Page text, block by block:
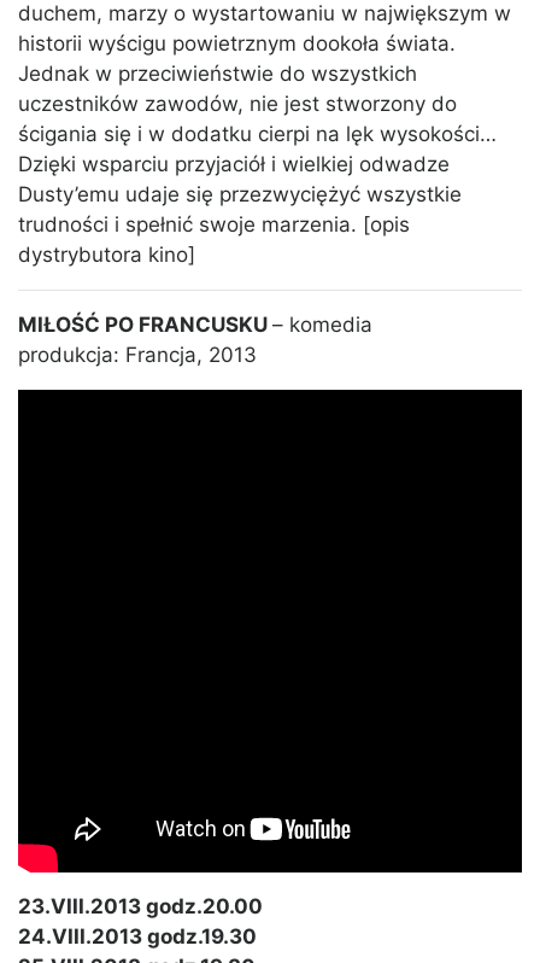
duchem, marzy o wystartowaniu w największym w
historii wyścigu powietrznym dookoła świata.
Jednak w przeciwieństwie do wszystkich
uczestników zawodów, nie jest stworzony do
ścigania się i w dodatku cierpi na lęk wysokości…
Dzięki wsparciu przyjaciół i wielkiej odwadze
Dusty’emu udaje się przezwyciężyć wszystkie
trudności i spełnić swoje marzenia. [opis
dystrybutora kino]
MIŁOŚĆ PO FRANCUSKU – komedia
produkcja: Francja, 2013
23.VIII.2013 godz.20.00
24.VIII.2013 godz.19.30